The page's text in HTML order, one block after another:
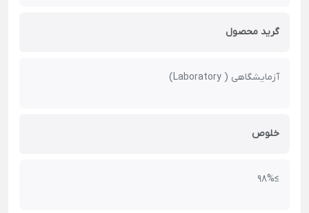
گرید محصول
آزمایشگاهی ( Laboratory)
خلوص
≥98%